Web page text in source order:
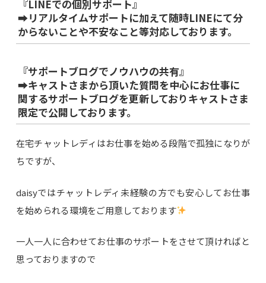
『LINEでの個別サポート』
➡リアルタイムサポートに加えて随時LINEにて分
からないことや不安なこと等対応しております。
『サポートブログでノウハウの共有』
➡キャストさまから頂いた質問を中心にお仕事に
関するサポートブログを更新しておりキャストさま
限定で公開しております。
在宅チャットレディはお仕事を始める段階で孤独になりが
ちですが、
daisyではチャットレディ未経験の方でも安心してお仕事
を始められる環境をご用意しております
一人一人に合わせてお仕事のサポートをさせて頂ければと
思っておりますので